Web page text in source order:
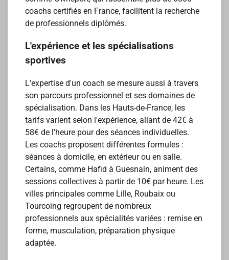
coachs certifiés en France, facilitent la recherche
de professionnels diplômés.
L'expérience et les spécialisations
sportives
L'expertise d'un coach se mesure aussi à travers
son parcours professionnel et ses domaines de
spécialisation. Dans les Hauts-de-France, les
tarifs varient selon l'expérience, allant de 42€ à
58€ de l'heure pour des séances individuelles.
Les coachs proposent différentes formules :
séances à domicile, en extérieur ou en salle.
Certains, comme Hafid à Guesnain, animent des
sessions collectives à partir de 10€ par heure. Les
villes principales comme Lille, Roubaix ou
Tourcoing regroupent de nombreux
professionnels aux spécialités variées : remise en
forme, musculation, préparation physique
adaptée.